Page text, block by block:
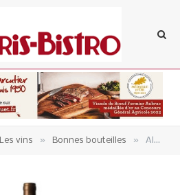
Les vins » Bonnes bouteilles » Alto de Cantenac-Brown 2018